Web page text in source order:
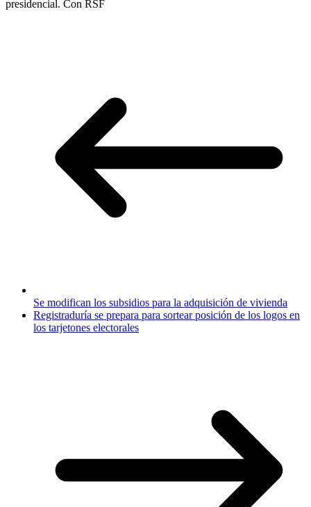
presidencial. Con RSF
Se modifican los subsidios para la adquisición de vivienda
Registraduría se prepara para sortear posición de los logos en
los tarjetones electorales